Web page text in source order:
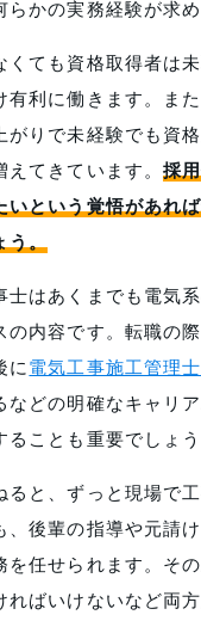
かの実務経験が求め
くても資格取得者は
有利に働きます。ま
がりで未経験でも資
てきています。 採
いという覚悟があれ
う。
士はあくまでも電気
の内容です。転職の
に電気工事施工管理
などの明確なキャリ
ことも重要でしょう
ると、ずっと現場で
、後輩の指導や元請
を任せられます。そ
ればいけないなど両